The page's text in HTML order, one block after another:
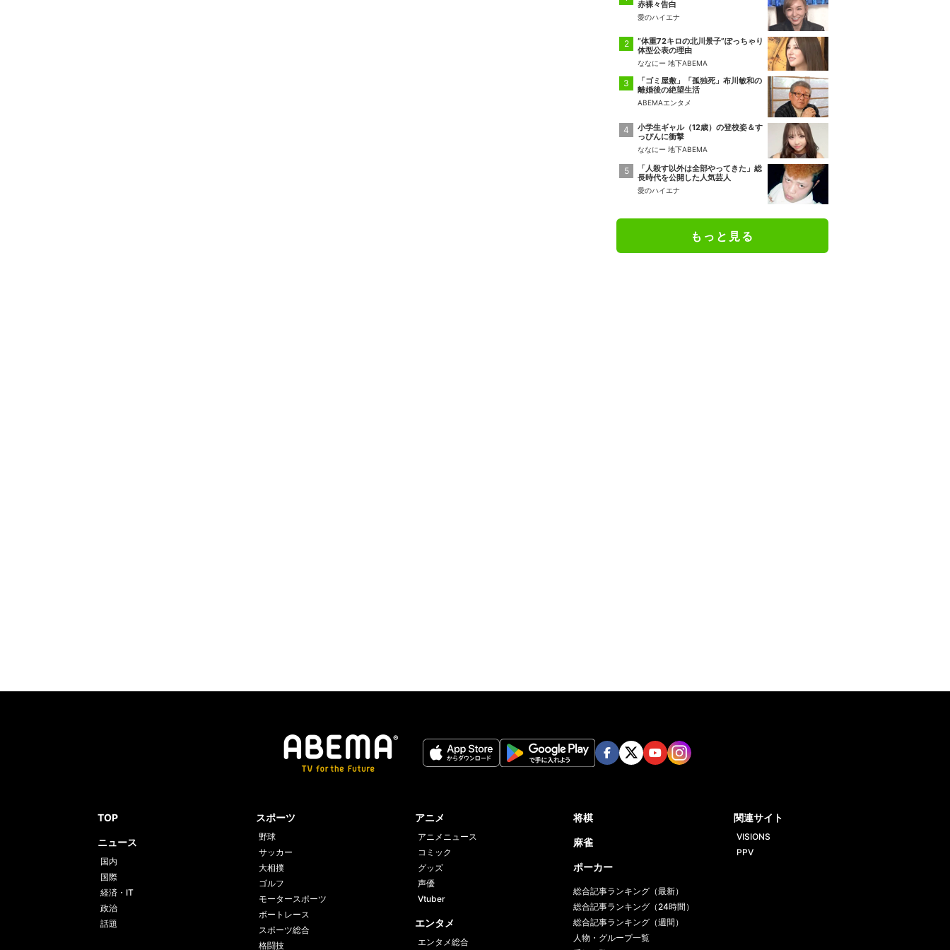
赤裸々告白
愛のハイエナ
“体重72キロの北川景子”ぽっちゃり
体型公表の理由
ななにー 地下ABEMA
「ゴミ屋敷」「孤独死」布川敏和の
離婚後の絶望生活
ABEMAエンタメ
小学生ギャル（12歳）の登校姿＆す
っぴんに衝撃
ななにー 地下ABEMA
「人殺す以外は全部やってきた」総
長時代を公開した人気芸人
愛のハイエナ
もっと見る
TOP
ニュース
国内
国際
経済・IT
政治
話題
スポーツ
野球
サッカー
大相撲
ゴルフ
モータースポーツ
ボートレース
スポーツ総合
格闘技
アニメ
アニメニュース
コミック
グッズ
声優
Vtuber
エンタメ
エンタメ総合
将棋
麻雀
ポーカー
総合記事ランキング（最新）
総合記事ランキング（24時間）
総合記事ランキング（週間）
人物・グループ一覧
関連サイト
VISIONS
PPV